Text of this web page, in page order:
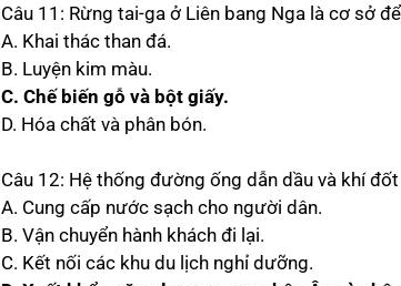
Câu 11: Rừng tai-ga ở Liên bang Nga là cơ sở
A. Khai thác than đá.
B. Luyện kim màu.
C. Chế biến gỗ và bột giấy.
D. Hóa chất và phân bón.
Câu 12: Hệ thống đường ống dẫn dầu và khí
A. Cung cấp nước sạch cho người dân.
B. Vận chuyển hành khách đi lại.
C. Kết nối các khu du lịch nghỉ dưỡng.